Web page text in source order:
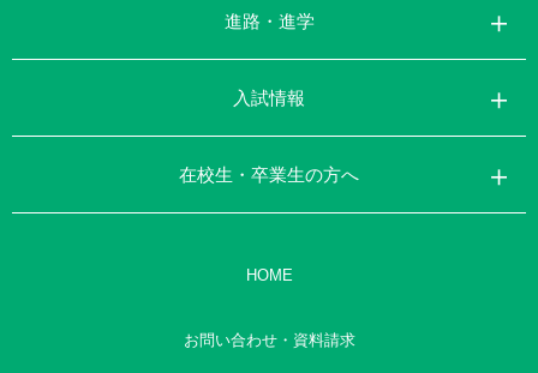
進路・進学
入試情報
在校生・卒業生の方へ
HOME
お問い合わせ・資料請求